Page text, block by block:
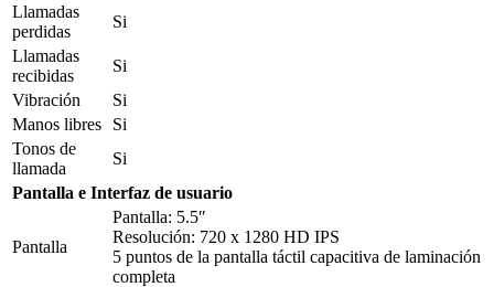
Llamadas
perdidas
Si
Llamadas
recibidas
Si
Vibración
Si
Manos libres
Si
Tonos de
llamada
Si
Pantalla e Interfaz de usuario
Pantalla
Pantalla: 5.5″
Resolución: 720 x 1280 HD IPS
5 puntos de la pantalla táctil capacitiva de laminación
completa